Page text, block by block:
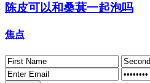
陈皮可以和桑葚一起泡吗
焦点